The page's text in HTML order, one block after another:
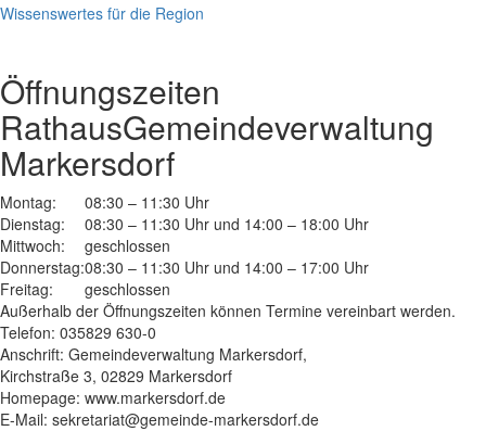
Wissenswertes für die Region
Öffnungszeiten
RathausGemeindeverwaltung
Markersdorf
Montag:
08:30 – 11:30 Uhr
Dienstag:
08:30 – 11:30 Uhr und 14:00 – 18:00 Uhr
Mittwoch:
geschlossen
Donnerstag:08:30 – 11:30 Uhr und 14:00 – 17:00 Uhr
Freitag:
geschlossen
Außerhalb der Öffnungszeiten können Termine vereinbart werden.
Telefon: 035829 630-0
Anschrift: Gemeindeverwaltung Markersdorf,
Kirchstraße 3, 02829 Markersdorf
Homepage: www.markersdorf.de
E-Mail: sekretariat@gemeinde-markersdorf.de